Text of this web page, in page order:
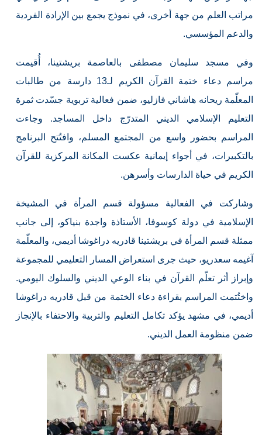
مراتب العلم من جهة أخرى، في نموذج يجمع بين الإرادة الفردية
والدعم المؤسسي.
وفي مسجد سليمان مصطفى بالعاصمة بريشتينا، أُقيمت
مراسم دعاء ختمة القرآن الكريم لـ13 دارسة من طالبات
المعلّمة ريحانه هاشاني فازليو، ضمن فعالية تربوية جسّدت ثمرة
التعليم الإسلامي الديني المتدرّج داخل المساجد. وجاءت
المراسم بحضور واسع من المجتمع المسلم، وافتُتح البرنامج
بالتكبيرات، في أجواء إيمانية عكست المكانة المركزية للقرآن
الكريم في حياة الدارسات وأسرهن.
وشاركت في الفعالية مسؤولة قسم المرأة في المشيخة
الإسلامية في دولة كوسوفا، الأستاذة واجدة بنياكو، إلى جانب
ممثلة قسم المرأة في بريشتينا قادريه دراغوشا أديمي، والمعلّمة
آغيمه سعدريو، حيث جرى استعراض المسار التعليمي للمجموعة
وإبراز أثر تعلّم القرآن في بناء الوعي الديني والسلوك اليومي.
واختُتمت المراسم بقراءة دعاء الختمة من قبل قادريه دراغوشا
أديمي، في مشهد يؤكد تكامل التعليم والتربية والاحتفاء بالإنجاز
ضمن منظومة العمل الديني.